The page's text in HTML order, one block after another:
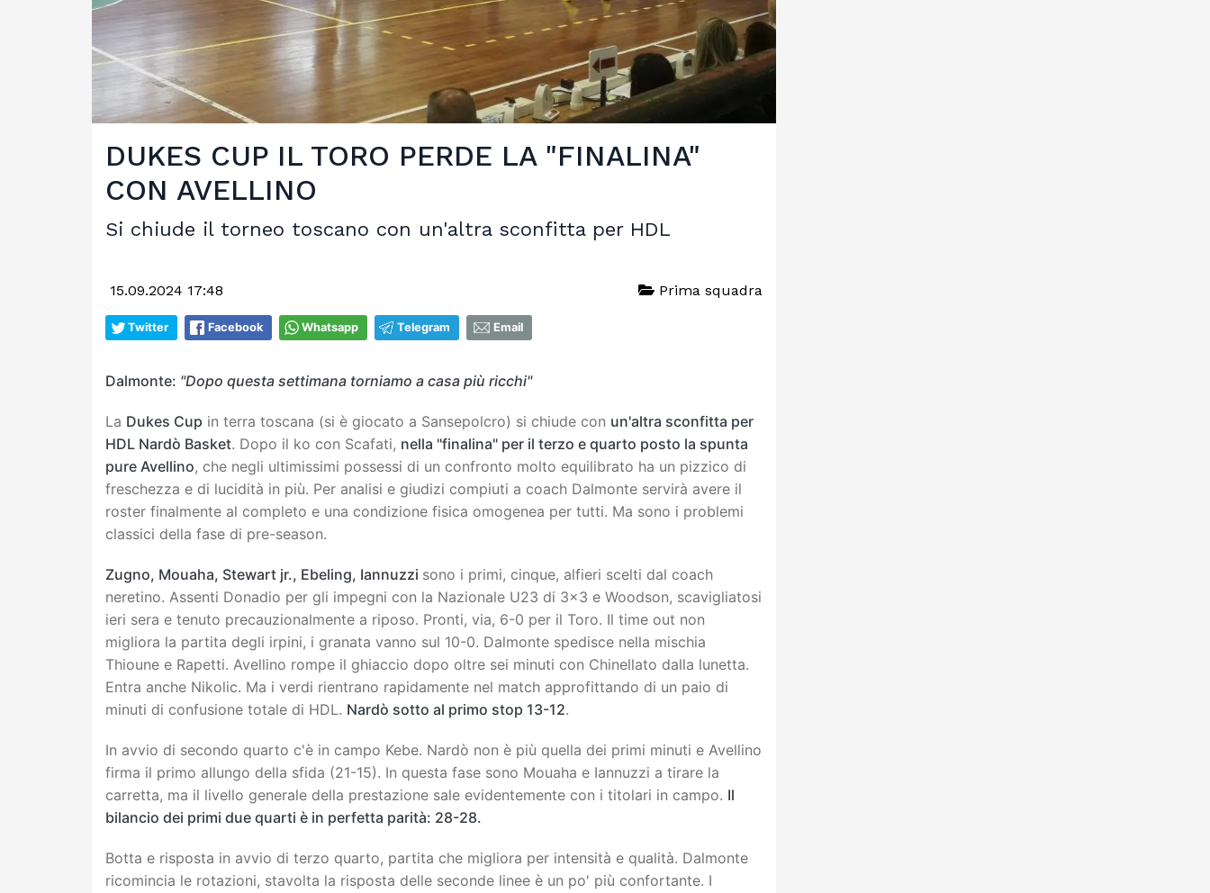
DUKES CUP IL TORO PERDE LA "FINALINA"
CON AVELLINO
Si chiude il torneo toscano con un'altra sconfitta per HDL
15.09.2024 17:48 Prima squadra
Twitter Facebook Whatsapp Telegram Email
Dalmonte: "Dopo questa settimana torniamo a casa più ricchi"
La Dukes Cup in terra toscana (si è giocato a Sansepolcro) si chiude con un'altra sconfitta per
HDL Nardò Basket. Dopo il ko con Scafati, nella "finalina" per il terzo e quarto posto la spunta
pure Avellino, che negli ultimissimi possessi di un confronto molto equilibrato ha un pizzico di
freschezza e di lucidità in più. Per analisi e giudizi compiuti a coach Dalmonte servirà avere il
roster finalmente al completo e una condizione fisica omogenea per tutti. Ma sono i problemi
classici della fase di pre-season.
Zugno, Mouaha, Stewart jr., Ebeling, Iannuzzi sono i primi, cinque, alfieri scelti dal coach
neretino. Assenti Donadio per gli impegni con la Nazionale U23 di 3x3 e Woodson, scavigliatosi
ieri sera e tenuto precauzionalmente a riposo. Pronti, via, 6-0 per il Toro. Il time out non
migliora la partita degli irpini, i granata vanno sul 10-0. Dalmonte spedisce nella mischia
Thioune e Rapetti. Avellino rompe il ghiaccio dopo oltre sei minuti con Chinellato dalla lunetta.
Entra anche Nikolic. Ma i verdi rientrano rapidamente nel match approfittando di un paio di
minuti di confusione totale di HDL. Nardò sotto al primo stop 13-12.
In avvio di secondo quarto c'è in campo Kebe. Nardò non è più quella dei primi minuti e Avellino
firma il primo allungo della sfida (21-15). In questa fase sono Mouaha e Iannuzzi a tirare la
carretta, ma il livello generale della prestazione sale evidentemente con i titolari in campo. Il
bilancio dei primi due quarti è in perfetta parità: 28-28.
Botta e risposta in avvio di terzo quarto, partita che migliora per intensità e qualità. Dalmonte
ricomincia le rotazioni, stavolta la risposta delle seconde linee è un po' più confortante. I